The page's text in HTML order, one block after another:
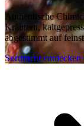
Authentische
Kräutern,
abgestimmt auf
Sortiment entdecken